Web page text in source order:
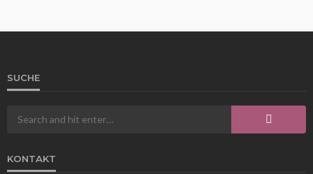
WISSEN
SUCHE
KONTAKT